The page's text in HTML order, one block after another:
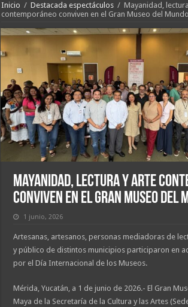
Inicio / Destacada espectáculos / Mayanidad,
contemporáneo conviven en el Gran Museo del
Mayanidad, lectura y arte
conviven en el Gran Museo del
1 junio, 2026
Artesanas, artesanos, personas mediadoras de
y público de distintos municipios participaron en
por el Día Internacional de los Museos.
Mérida, Yucatán, a 1 de junio de 2026.- El Gran
Maya de la Secretaría de la Cultura y las Artes